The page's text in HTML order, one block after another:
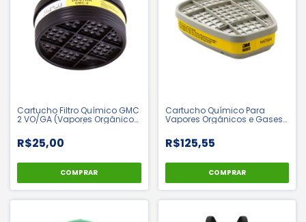
Cartucho Filtro Químico GMC
2 VO/GA (Vapores Orgânicos
R$25,00
COMPRAR
Cartucho Químico Para
Vapores Orgânicos e Gases
R$125,55
COMPRAR